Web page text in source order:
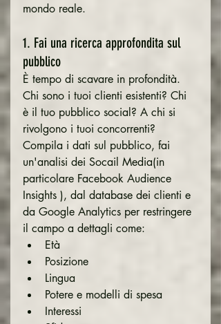
mondo reale.
1. Fai una ricerca approfondita sul
pubblico
È tempo di scavare in profondità.
Chi sono i tuoi clienti esistenti? Chi
è il tuo pubblico social? A chi si
rivolgono i tuoi concorrenti?
Compila i dati sul pubblico, fai
un'analisi dei Socail Media(in
particolare Facebook Audience
Insights ), dal database dei clienti e
da Google Analytics per restringere
il campo a dettagli come:
Età
Posizione
Lingua
Potere e modelli di spesa
Interessi